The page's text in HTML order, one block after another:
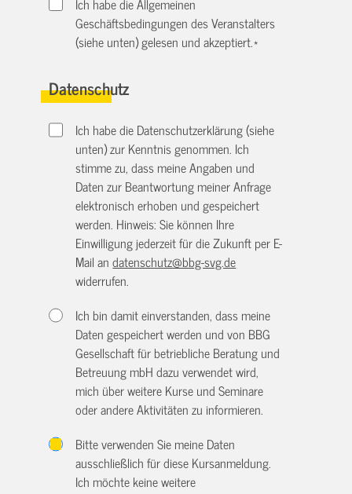
Geschäftsbedingungen des Veranstalters
(siehe unten) gelesen und akzeptiert.*
Datenschutz
Ich habe die Datenschutzerklärung (siehe
unten) zur Kenntnis genommen. Ich
stimme zu, dass meine Angaben und
Daten zur Beantwortung meiner Anfrage
elektronisch erhoben und gespeichert
werden. Hinweis: Sie können Ihre
Einwilligung jederzeit für die Zukunft per E-
Mail andatenschutz@bbg-svg.de
widerrufen.
Ich bin damit einverstanden, dass meine
Daten gespeichert werden und von BBG
Gesellschaft für betriebliche Beratung und
Betreuung mbH dazu verwendet wird,
mich über weitere Kurse und Seminare
oder andere Aktivitäten zu informieren.
Bitte verwenden Sie meine Daten
ausschließlich für diese Kursanmeldung.
Ich möchte keine weitere